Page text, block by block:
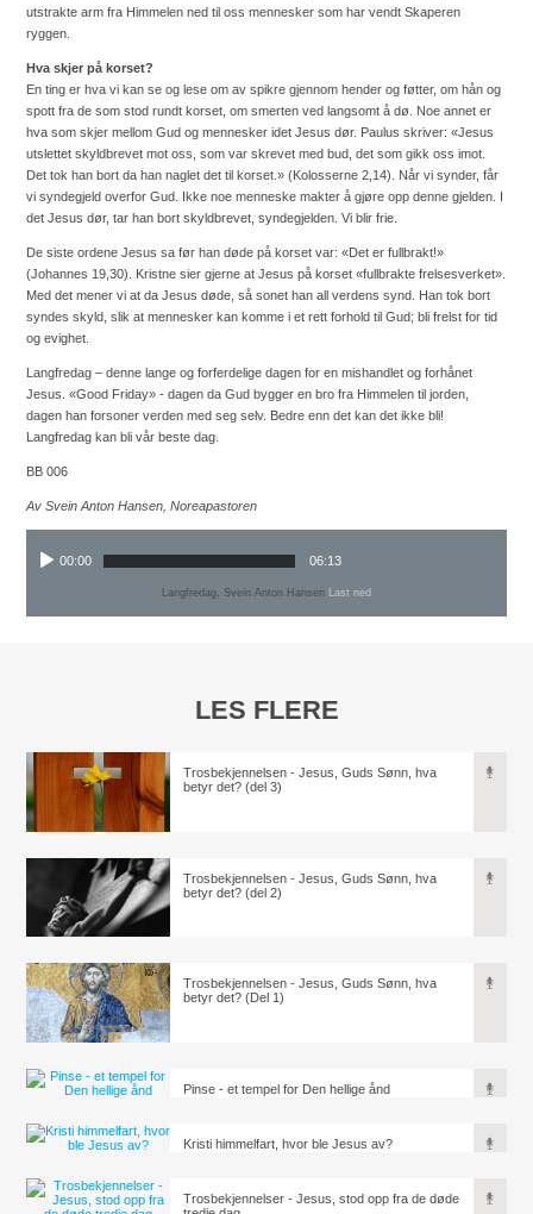
utstrakte arm fra Himmelen ned til oss mennesker som har vendt Skaperen
ryggen.
Hva skjer på korset?
En ting er hva vi kan se og lese om av spikre gjennom hender og føtter, om hån og
spott fra de som stod rundt korset, om smerten ved langsomt å dø. Noe annet er
hva som skjer mellom Gud og mennesker idet Jesus dør. Paulus skriver: «Jesus
utslettet skyldbrevet mot oss, som var skrevet med bud, det som gikk oss imot.
Det tok han bort da han naglet det til korset.» (Kolosserne 2,14). Når vi synder, får
vi syndegjeld overfor Gud. Ikke noe menneske makter å gjøre opp denne gjelden. I
det Jesus dør, tar han bort skyldbrevet, syndegjelden. Vi blir frie.
De siste ordene Jesus sa før han døde på korset var: «Det er fullbrakt!»
(Johannes 19,30). Kristne sier gjerne at Jesus på korset «fullbrakte frelsesverket».
Med det mener vi at da Jesus døde, så sonet han all verdens synd. Han tok bort
syndes skyld, slik at mennesker kan komme i et rett forhold til Gud; bli frelst for tid
og evighet.
Langfredag – denne lange og forferdelige dagen for en mishandlet og forhånet
Jesus. «Good Friday» - dagen da Gud bygger en bro fra Himmelen til jorden,
dagen han forsoner verden med seg selv. Bedre enn det kan det ikke bli!
Langfredag kan bli vår beste dag.
BB 006
Av Svein Anton Hansen, Noreapastoren
00:00 06:13
Langfredag, Svein Anton Hansen Last ned
LES FLERE
Trosbekjennelsen - Jesus, Guds Sønn, hva
betyr det? (del 3)
Trosbekjennelsen - Jesus, Guds Sønn, hva
betyr det? (del 2)
Trosbekjennelsen - Jesus, Guds Sønn, hva
betyr det? (Del 1)
Pinse - et tempel for Den hellige ånd
Kristi himmelfart, hvor ble Jesus av?
Trosbekjennelser - Jesus, stod opp fra de døde